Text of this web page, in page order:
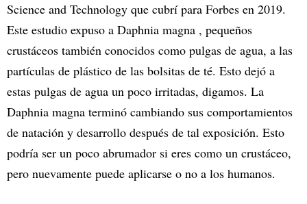
Science and Technology que cubrí para Forbes en 2019.
Este estudio expuso a Daphnia magna , pequeños
crustáceos también conocidos como pulgas de agua, a las
partículas de plástico de las bolsitas de té. Esto dejó a
estas pulgas de agua un poco irritadas, digamos. La
Daphnia magna terminó cambiando sus comportamientos
de natación y desarrollo después de tal exposición. Esto
podría ser un poco abrumador si eres como un crustáceo,
pero nuevamente puede aplicarse o no a los humanos.